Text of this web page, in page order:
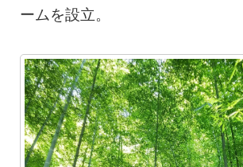
ームを設立。